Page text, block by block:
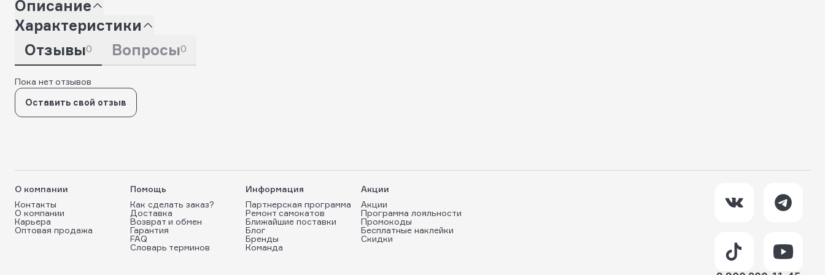
Описание
Характеристики
Отзывы0 Вопросы0
Пока нет отзывов
Оставить свой отзыв
О компании
Контакты
О компании
Карьера
Оптовая продажа
Помощь
Как сделать заказ?
Доставка
Возврат и обмен
Гарантия
FAQ
Словарь терминов
Информация
Партнерская программа
Ремонт самокатов
Ближайшие поставки
Блог
Бренды
Команда
Акции
Акции
Программа лояльности
Промокоды
Бесплатные наклейки
Скидки